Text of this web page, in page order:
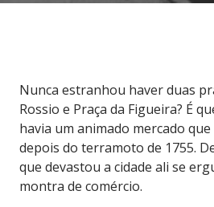
Nunca estranhou haver duas
Rossio e Praça da Figueira? É
havia um animado mercado
depois do terramoto de 1755.
que devastou a cidade ali se
montra de comércio.